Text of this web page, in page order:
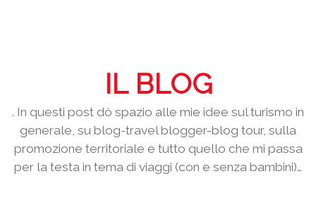
IL BLOG
. In questi post dò spazio alle mie idee sul turismo in
generale, su blog-travel blogger-blog tour, sulla
promozione territoriale e tutto quello che mi passa
per la testa in tema di viaggi (con e senza bambini)…